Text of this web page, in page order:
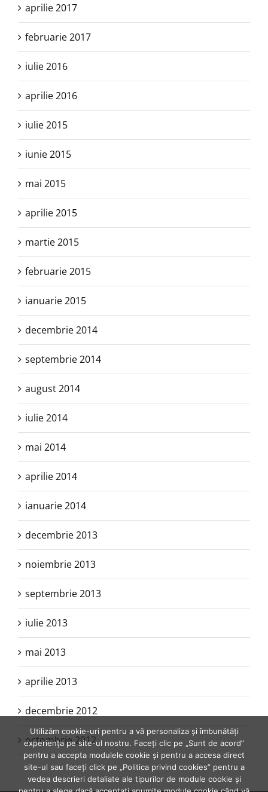
aprilie 2017
februarie 2017
iulie 2016
aprilie 2016
iulie 2015
iunie 2015
mai 2015
aprilie 2015
martie 2015
februarie 2015
ianuarie 2015
decembrie 2014
septembrie 2014
august 2014
iulie 2014
mai 2014
aprilie 2014
ianuarie 2014
decembrie 2013
noiembrie 2013
septembrie 2013
iulie 2013
mai 2013
aprilie 2013
decembrie 2012
octombrie 2012
Utilizăm cookie-uri pentru a vă personaliza și îmbunătăți
experiența pe site-ul nostru. Faceți clic pe „Sunt de acord”
pentru a accepta modulele cookie și pentru a accesa direct
site-ul sau faceți click pe „Politica privind cookies” pentru a
vedea descrieri detaliate ale tipurilor de module cookie și